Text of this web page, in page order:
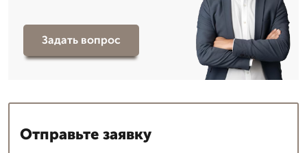
Задать вопрос
Отправьте заявку